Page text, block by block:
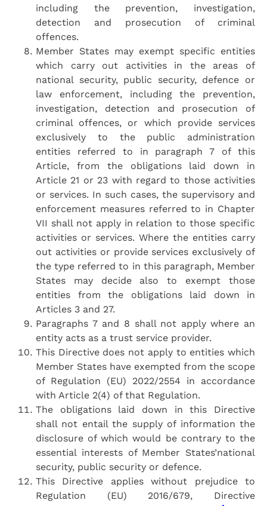
including the prevention, investigation,
detection and prosecution of criminal
offences.
Member States may exempt specific entities
which carry out activities in the areas of
national security, public security, defence or
law enforcement, including the prevention,
investigation, detection and prosecution of
criminal offences, or which provide services
exclusively to the public administration
entities referred to in paragraph 7 of this
Article, from the obligations laid down in
Article 21 or 23 with regard to those activities
or services. In such cases, the supervisory and
enforcement measures referred to in Chapter
VII shall not apply in relation to those specific
activities or services. Where the entities carry
out activities or provide services exclusively of
the type referred to in this paragraph, Member
States may decide also to exempt those
entities from the obligations laid down in
Articles 3 and 27.
Paragraphs 7 and 8 shall not apply where an
entity acts as a trust service provider.
This Directive does not apply to entities which
Member States have exempted from the scope
of Regulation (EU) 2022/2554 in accordance
with Article 2(4) of that Regulation.
The obligations laid down in this Directive
shall not entail the supply of information the
disclosure of which would be contrary to the
essential interests of Member States’national
security, public security or defence.
This Directive applies without prejudice to
Regulation (EU) 2016/679, Directive